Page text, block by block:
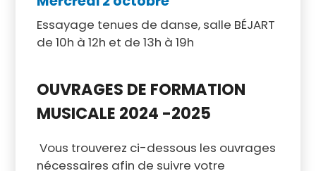
Essayage tenues de danse, salle BÉJART
de 10h à 12h et de 13h à 19h
OUVRAGES DE FORMATION
MUSICALE 2024 -2025
Vous trouverez ci-dessous les ouvrages
nécessaires afin de suivre votre